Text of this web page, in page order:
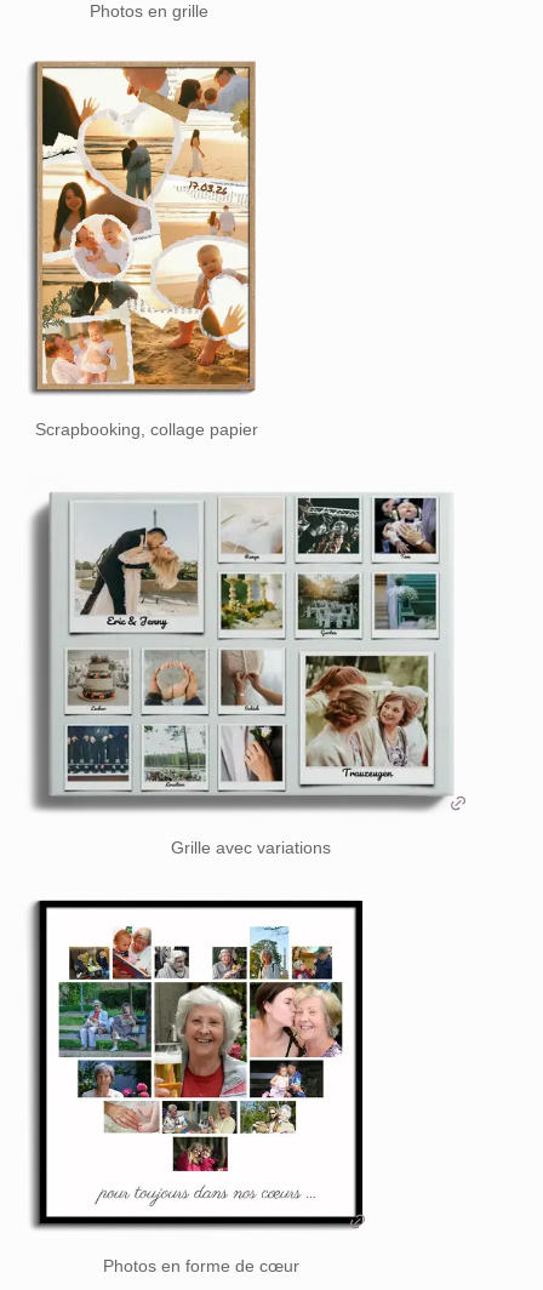
Photos en grille
Scrapbooking, collage papier
Grille avec variations
Photos en forme de cœur